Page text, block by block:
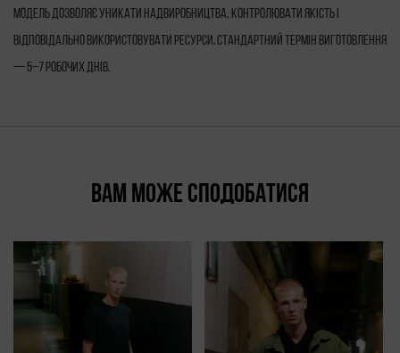
модель дозволяє уникати надвиробництва, контролювати якість і
відповідально використовувати ресурси. Стандартний термін виготовлення
— 5–7 робочих днів.
ВАМ МОЖЕ СПОДОБАТИСЯ